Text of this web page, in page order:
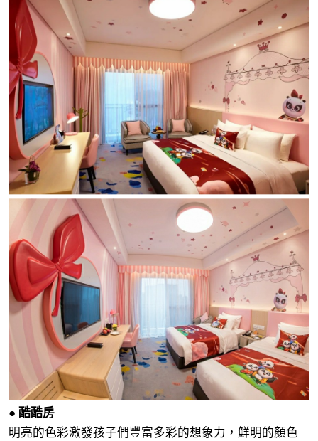
● 酷酷房
明亮的色彩激發孩子們豐富多彩的想象力，鮮明的顏色